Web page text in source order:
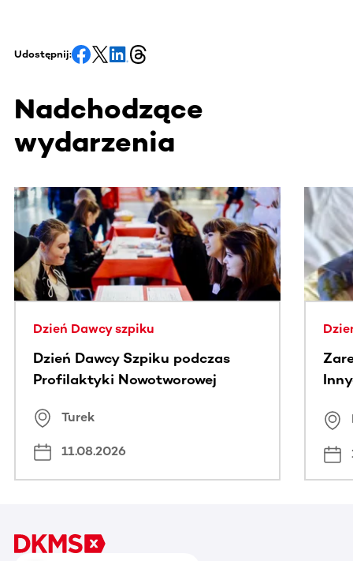
Udostępnij:
Nadchodzące
wydarzenia
Ta sekcja zawiera treści przewijane w poziomie. Użyj
Dzień Dawcy szpiku
Dzień Dawcy Szpiku podczas
Profilaktyki Nowotworowej
Turek
11.08.2026